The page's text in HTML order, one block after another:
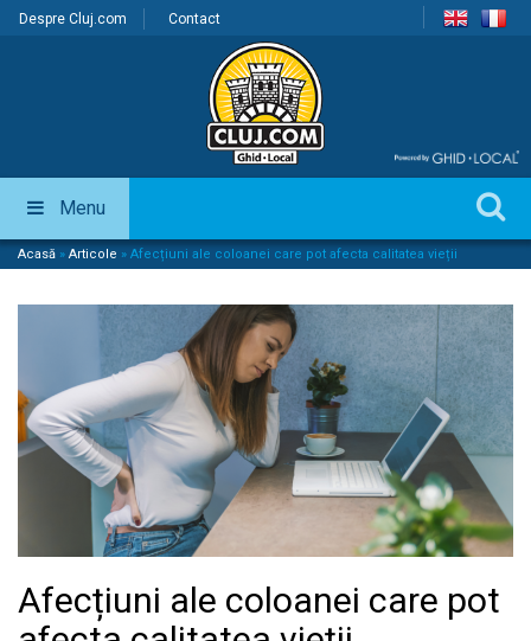
Despre Cluj.com Contact
Menu
Acasă » Articole » Afecțiuni ale coloanei care pot afecta calitatea vieții
Afecțiuni ale coloanei care pot